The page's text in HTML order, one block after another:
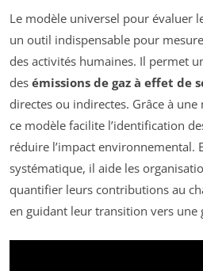
Le modèle universel pour évaluer
un outil indispensable pour
des activités humaines. Il permet
des émissions de gaz à effet de
directes ou indirectes. Grâce à
ce modèle facilite l’identification
réduire l’impact environnemental.
systématique, il aide les
quantifier leurs contributions au
en guidant leur transition vers une